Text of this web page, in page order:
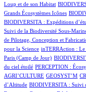
Loup et de son Habitat
17/951
1/951
Grands Écosystèmes Icônes
14/951
8/951
BIODIVERSITA : Expéditions
101/951
Suivi de la Biodiversité Sous-
17/951
9/951
de Pilotage, Conception et
10/951
pour la Science
2/951 inTERRAction : Le
5/951
Paris (Camp de Jour)
2/951
du ciel étoilé
32/951 PERCEPTION :
4/951
1/951
AGRI’CULTURE
3/951 GEOSYST’M
1/951
d’Altitude
1/951 BIODIVERSITA : Suivi
2/951